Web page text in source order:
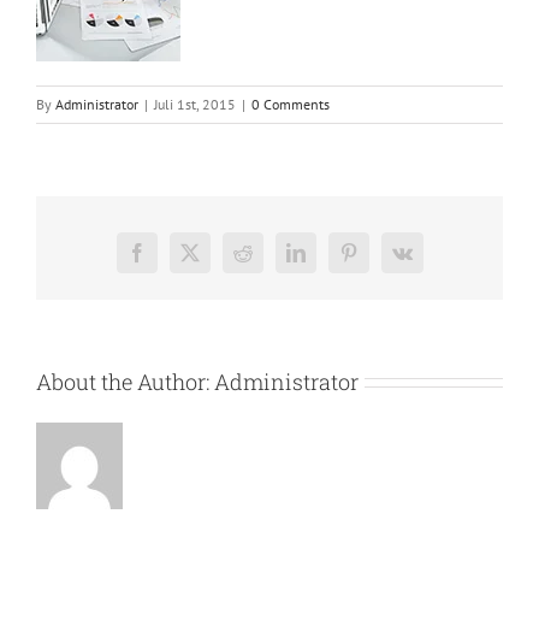
By Administrator | Juli 1st, 2015 | 0 Comments
Facebook
X RedditLinkedInPinterest
Vk
About the Author:Administrator